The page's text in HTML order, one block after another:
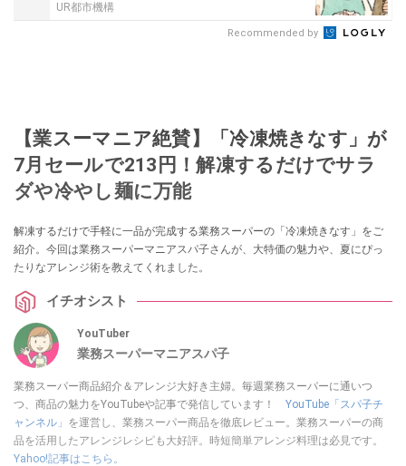
UR都市機構
Recommended by
【業スーマニア絶賛】「冷凍焼きなす」が
7月セールで213円！解凍するだけでサラ
ダや冷やし麺に万能
解凍するだけで手軽に一品が完成する業務スーパーの「冷凍焼きなす」をご
紹介。今回は業務スーパーマニアスパ子さんが、大特価の魅力や、夏にぴっ
たりなアレンジ術を教えてくれました。
イチオシスト
YouTuber
業務スーパーマニアスパ子
業務スーパー商品紹介＆アレンジ大好き主婦。毎週業務スーパーに通いつ
つ、商品の魅力をYouTubeや記事で発信しています！ YouTube「スパ子チ
ャンネル」 を運営し、業務スーパー商品を徹底レビュー。業務スーパーの商
品を活用したアレンジレシピも大好評。時短簡単アレンジ料理は必見です。
Yahoo!記事はこちら。